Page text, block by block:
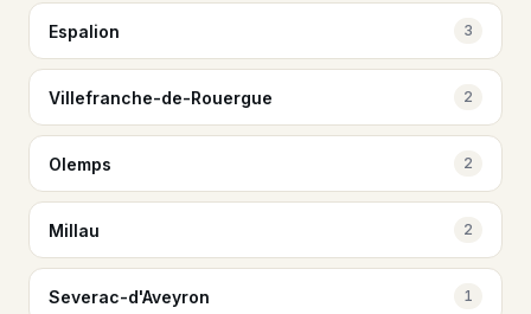
Espalion 3
Villefranche-de-Rouergue 2
Olemps 2
Millau 2
Severac-d'Aveyron 1